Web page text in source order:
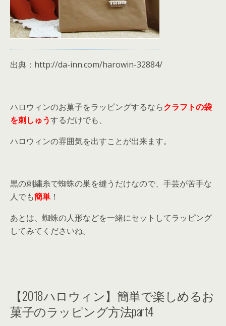
出典：http://da-inn.com/harowin-32884/
ハロウィンのお菓子をラッピングするならクラフトの袋
を刺しゅうするだけでも、
ハロウィンの雰囲気を出すことが出来ます。
黒の刺繍糸で蜘蛛の巣を縫うだけなので、手芸が苦手な
人でも簡単 ！
あとは、蜘蛛の人形などを一緒にセットしてラッピング
してみてくださいね。
【2018ハロウィン】簡単で楽しめるお
菓子のラッピング方法part4